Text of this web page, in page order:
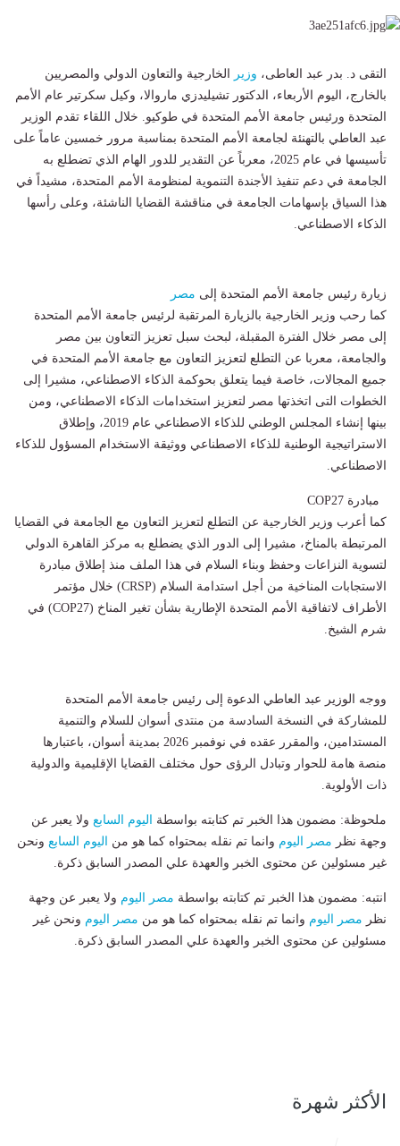
التقى د. بدر عبد العاطى، وزير
الخارجية والتعاون الدولي والمصريين
بالخارج، اليوم الأربعاء، الدكتور تشيليدزي ماروالا، وكيل سكرتير عام الأمم
المتحدة ورئيس جامعة الأمم المتحدة في طوكيو. خلال اللقاء تقدم الوزير
عبد العاطي بالتهنئة لجامعة الأمم المتحدة بمناسبة مرور خمسين عاماً على
تأسيسها في عام 2025، معرباً عن التقدير للدور الهام الذي تضطلع به
الجامعة في دعم تنفيذ الأجندة التنموية لمنظومة الأمم المتحدة، مشيداً في
هذا السياق بإسهامات الجامعة في مناقشة القضايا الناشئة، وعلى رأسها
الذكاء الاصطناعي.
زيارة رئيس جامعة الأمم المتحدة إلى مصر
كما رحب وزير الخارجية بالزيارة المرتقبة لرئيس جامعة الأمم المتحدة
إلى مصر خلال الفترة المقبلة، لبحث سبل تعزيز التعاون بين مصر
والجامعة، معربا عن التطلع لتعزيز التعاون مع جامعة الأمم المتحدة في
جميع المجالات، خاصة فيما يتعلق بحوكمة الذكاء الاصطناعي، مشيرا إلى
الخطوات التى اتخذتها مصر لتعزيز استخدامات الذكاء الاصطناعي، ومن
بينها إنشاء المجلس الوطني للذكاء الاصطناعي عام 2019، وإطلاق
الاستراتيجية الوطنية للذكاء الاصطناعي ووثيقة الاستخدام المسؤول للذكاء
الاصطناعي.
مبادرة COP27
كما أعرب وزير الخارجية عن التطلع لتعزيز التعاون مع الجامعة في القضايا
المرتبطة بالمناخ، مشيرا إلى الدور الذي يضطلع به مركز القاهرة الدولي
لتسوية النزاعات وحفظ وبناء السلام في هذا الملف منذ إطلاق مبادرة
الاستجابات المناخية من أجل استدامة السلام (CRSP) خلال مؤتمر
الأطراف لاتفاقية الأمم المتحدة الإطارية بشأن تغير المناخ (COP27) في
شرم الشيخ.
ووجه الوزير عبد العاطي الدعوة إلى رئيس جامعة الأمم المتحدة
للمشاركة في النسخة السادسة من منتدى أسوان للسلام والتنمية
المستدامين، والمقرر عقده في نوفمبر 2026 بمدينة أسوان، باعتبارها
منصة هامة للحوار وتبادل الرؤى حول مختلف القضايا الإقليمية والدولية
ذات الأولوية.
ملحوظة: مضمون هذا الخبر تم كتابته بواسطة اليوم السابع ولا يعبر عن
وجهة نظر مصر اليوم وانما تم نقله بمحتواه كما هو من اليوم السابع ونحن
غير مسئولين عن محتوى الخبر والعهدة علي المصدر السابق ذكرة.
انتبه: مضمون هذا الخبر تم كتابته بواسطة مصر اليوم ولا يعبر عن وجهة
نظر مصر اليوم وانما تم نقله بمحتواه كما هو من مصر اليوم ونحن غير
مسئولين عن محتوى الخبر والعهدة علي المصدر السابق ذكرة.
الأكثر شهرة